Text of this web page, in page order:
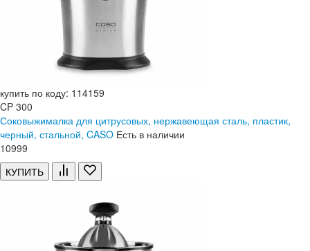
купить по коду: 114159
CP 300
Соковыжималка для цитрусовых, нержавеющая сталь, пластик,
черный, стальной, CASO Есть в наличии
10999
КУПИТЬ